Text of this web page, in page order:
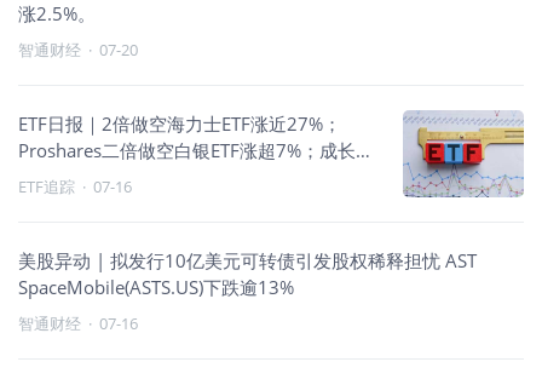
涨2.5%。
智通财经 · 07-20
ETF日报｜2倍做空海力士ETF涨近27%；
Proshares二倍做空白银ETF涨超7%；成长承
压、避险与反向走强
ETF追踪 · 07-16
美股异动 | 拟发行10亿美元可转债引发股权稀释担忧 AST
SpaceMobile(ASTS.US)下跌逾13%
智通财经 · 07-16